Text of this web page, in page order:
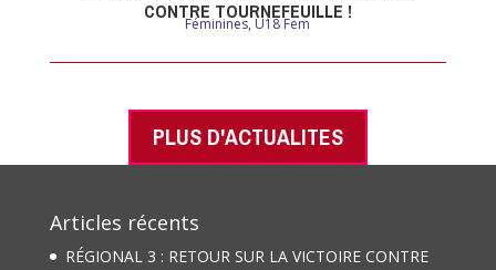
CONTRE TOURNEFEUILLE !
Féminines,U18 Fem
PLUS D'ACTUALITES
Articles récents
RÉGIONAL 3 : RETOUR SUR LA VICTOIRE CONTRE